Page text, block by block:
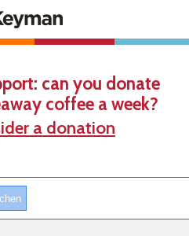
can you donate
coffee a week?
a donation